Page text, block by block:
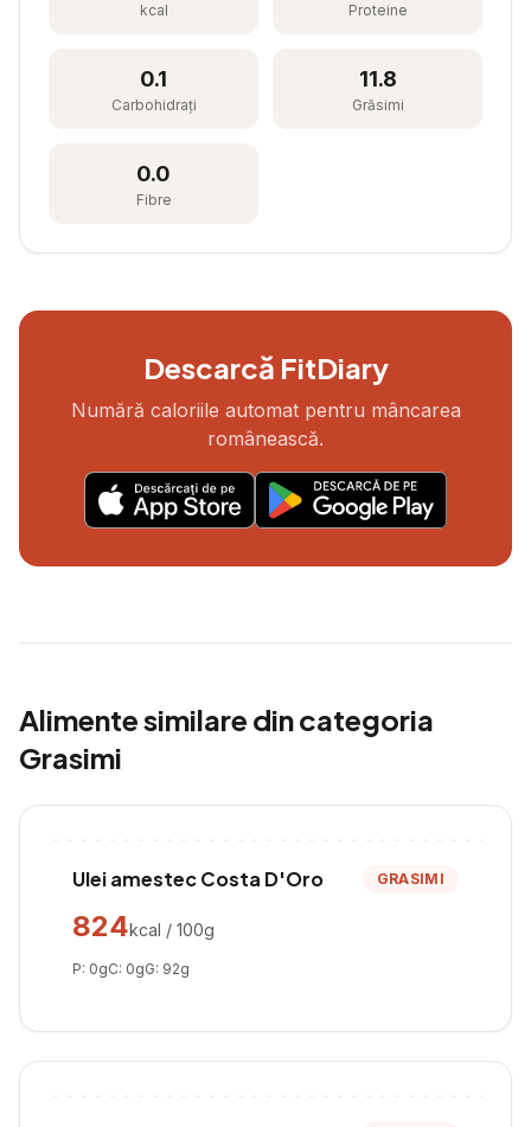
kcal Proteine
0.1
Carbohidrați
11.8
Grăsimi
0.0
Fibre
Descarcă FitDiary
Numără caloriile automat pentru mâncarea
românească.
Alimente similare din categoria
Grasimi
Ulei amestec Costa D'Oro GRASIMI
824kcal / 100g
P: 0gC: 0gG: 92g